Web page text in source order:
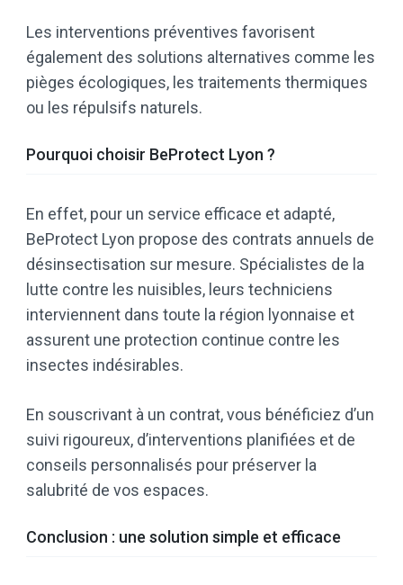
Les interventions préventives favorisent
également des solutions alternatives comme les
pièges écologiques, les traitements thermiques
ou les répulsifs naturels.
Pourquoi choisir BeProtect Lyon ?
En effet, pour un service efficace et adapté,
BeProtect Lyon propose des contrats annuels de
désinsectisation sur mesure. Spécialistes de la
lutte contre les nuisibles, leurs techniciens
interviennent dans toute la région lyonnaise et
assurent une protection continue contre les
insectes indésirables.
En souscrivant à un contrat, vous bénéficiez d’un
suivi rigoureux, d’interventions planifiées et de
conseils personnalisés pour préserver la
salubrité de vos espaces.
Conclusion : une solution simple et efficace